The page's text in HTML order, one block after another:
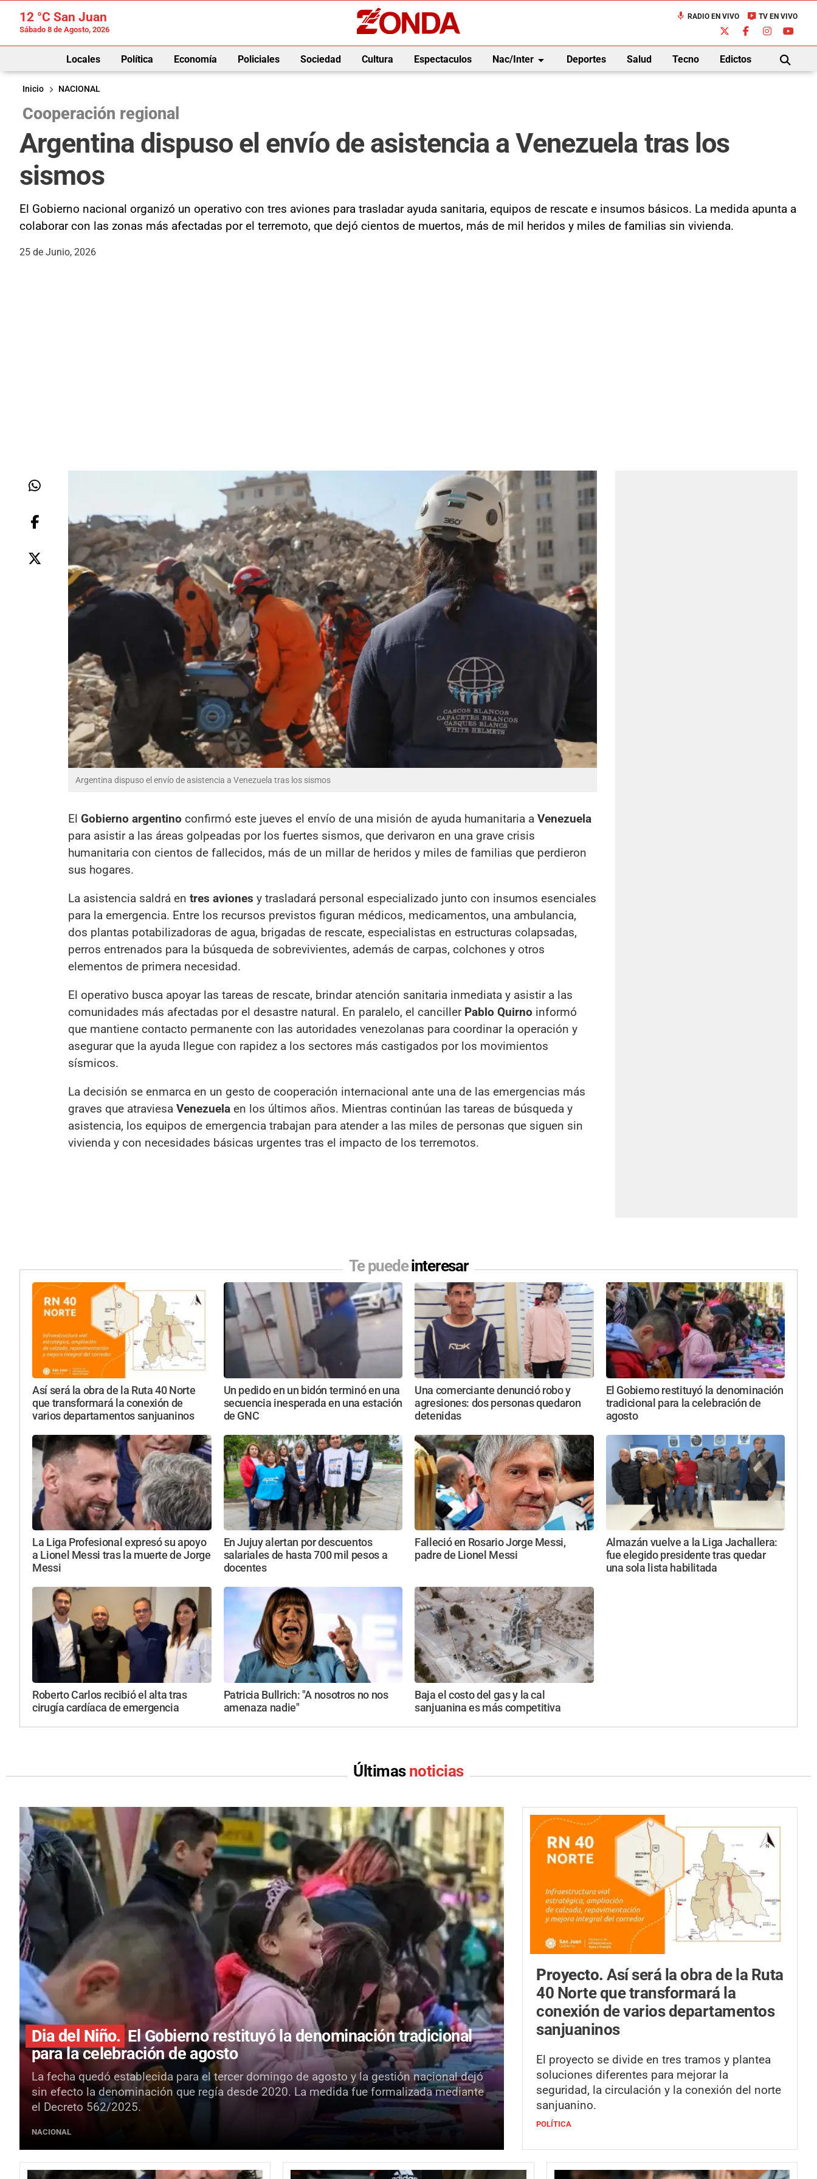
12 °C San Juan
Sábado 8 de Agosto, 2026
mic RADIO EN VIVO live_tv TV EN VIVO
Locales Política Economía Policiales Sociedad Cultura Espectaculos Nac/Interarrow_drop_down Deportes Salud Tecno Edictos
BUSCAR
Inicio
NACIONAL
Cooperación regional
Argentina dispuso el envío de asistencia a Venezuela tras los
sismos
El Gobierno nacional organizó un operativo con tres aviones para trasladar ayuda sanitaria, equipos de rescate e insumos básicos. La medida apunta a
colaborar con las zonas más afectadas por el terremoto, que dejó cientos de muertos, más de mil heridos y miles de familias sin vivienda.
25 de Junio, 2026
Argentina dispuso el envío de asistencia a Venezuela tras los sismos
El Gobierno argentino confirmó este jueves el envío de una misión de ayuda humanitaria a Venezuela
para asistir a las áreas golpeadas por los fuertes sismos, que derivaron en una grave crisis
humanitaria con cientos de fallecidos, más de un millar de heridos y miles de familias que perdieron
sus hogares.
La asistencia saldrá en tres aviones y trasladará personal especializado junto con insumos esenciales
para la emergencia. Entre los recursos previstos figuran médicos, medicamentos, una ambulancia,
dos plantas potabilizadoras de agua, brigadas de rescate, especialistas en estructuras colapsadas,
perros entrenados para la búsqueda de sobrevivientes, además de carpas, colchones y otros
elementos de primera necesidad.
El operativo busca apoyar las tareas de rescate, brindar atención sanitaria inmediata y asistir a las
comunidades más afectadas por el desastre natural. En paralelo, el canciller Pablo Quirno informó
que mantiene contacto permanente con las autoridades venezolanas para coordinar la operación y
asegurar que la ayuda llegue con rapidez a los sectores más castigados por los movimientos
sísmicos.
La decisión se enmarca en un gesto de cooperación internacional ante una de las emergencias más
graves que atraviesa Venezuela en los últimos años. Mientras continúan las tareas de búsqueda y
asistencia, los equipos de emergencia trabajan para atender a las miles de personas que siguen sin
vivienda y con necesidades básicas urgentes tras el impacto de los terremotos.
Te puedeinteresar
Así será la obra de la Ruta 40 Norte
que transformará la conexión de
varios departamentos sanjuaninos
Un pedido en un bidón terminó en una
secuencia inesperada en una estación
de GNC
Una comerciante denunció robo y
agresiones: dos personas quedaron
detenidas
El Gobierno restituyó la denominación
tradicional para la celebración de
agosto
La Liga Profesional expresó su apoyo
a Lionel Messi tras la muerte de Jorge
Messi
En Jujuy alertan por descuentos
salariales de hasta 700 mil pesos a
docentes
Falleció en Rosario Jorge Messi,
padre de Lionel Messi
Almazán vuelve a la Liga Jachallera:
fue elegido presidente tras quedar
una sola lista habilitada
Roberto Carlos recibió el alta tras
cirugía cardíaca de emergencia
Patricia Bullrich: "A nosotros no nos
amenaza nadie"
Baja el costo del gas y la cal
sanjuanina es más competitiva
Últimas noticias
Dia del Niño. El Gobierno restituyó la denominación tradicional
para la celebración de agosto
La fecha quedó establecida para el tercer domingo de agosto y la gestión nacional dejó
sin efecto la denominación que regía desde 2020. La medida fue formalizada mediante
el Decreto 562/2025.
NACIONAL
Proyecto.Así será la obra de la Ruta
40 Norte que transformará la
conexión de varios departamentos
sanjuaninos
El proyecto se divide en tres tramos y plantea
soluciones diferentes para mejorar la
seguridad, la circulación y la conexión del norte
sanjuanino.
POLÍTICA